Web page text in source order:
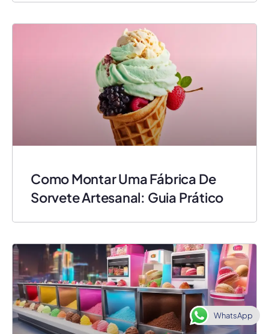
Como Montar Uma Fábrica De
Sorvete Artesanal: Guia Prático
WhatsApp